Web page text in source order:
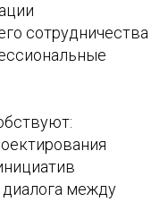
сотрудничества
между